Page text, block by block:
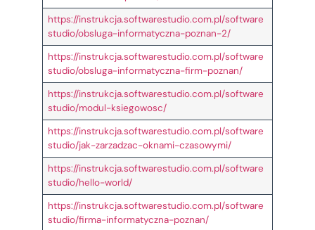
https://instrukcja.softwarestudio.com.pl/software
studio/obsluga-informatyczna-poznan-2/
https://instrukcja.softwarestudio.com.pl/software
studio/obsluga-informatyczna-firm-poznan/
https://instrukcja.softwarestudio.com.pl/software
studio/modul-ksiegowosc/
https://instrukcja.softwarestudio.com.pl/software
studio/jak-zarzadzac-oknami-czasowymi/
https://instrukcja.softwarestudio.com.pl/software
studio/hello-world/
https://instrukcja.softwarestudio.com.pl/software
studio/firma-informatyczna-poznan/